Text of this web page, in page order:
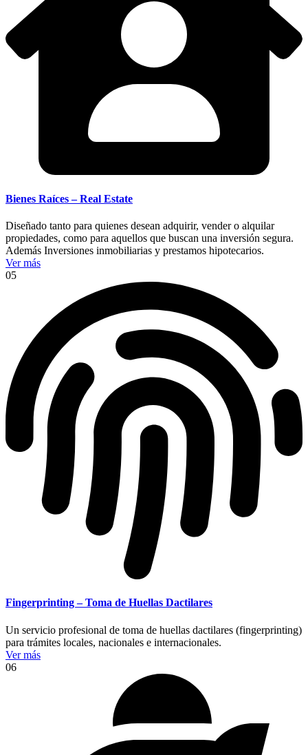
Bienes Raíces – Real Estate
Diseñado tanto para quienes desean adquirir, vender o alquilar
propiedades, como para aquellos que buscan una inversión segura.
Además Inversiones inmobiliarias y prestamos hipotecarios.
Ver más
05
Fingerprinting – Toma de Huellas Dactilares
Un servicio profesional de toma de huellas dactilares (fingerprinting)
para trámites locales, nacionales e internacionales.
Ver más
06